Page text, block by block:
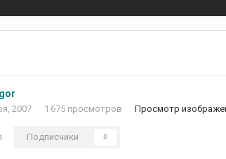
2007 1 675 просмотров Просмотр
Подписчики 0